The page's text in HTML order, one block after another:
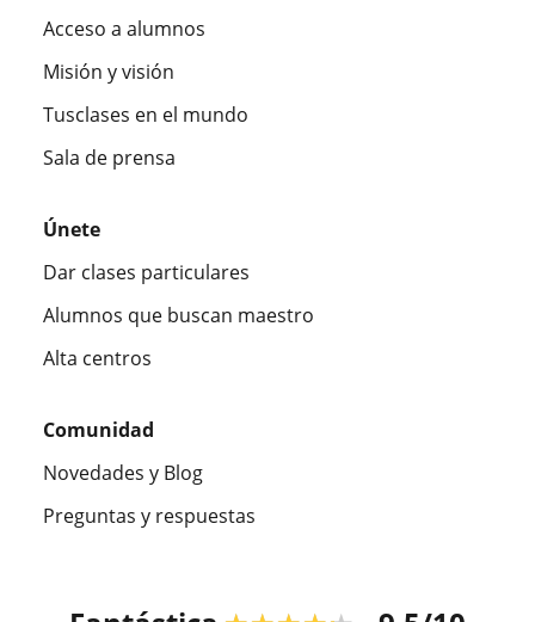
Acceso a alumnos
Misión y visión
Tusclases en el mundo
Sala de prensa
Únete
Dar clases particulares
Alumnos que buscan maestro
Alta centros
Comunidad
Novedades y Blog
Preguntas y respuestas